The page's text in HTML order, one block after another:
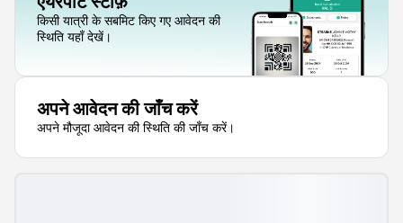
किसी यात्री के सबमिट किए गए आवेदन की
स्थिति यहाँ देखें।
अपने आवेदन की जाँच करें
अपने मौजूदा आवेदन की स्थिति की जाँच करें।